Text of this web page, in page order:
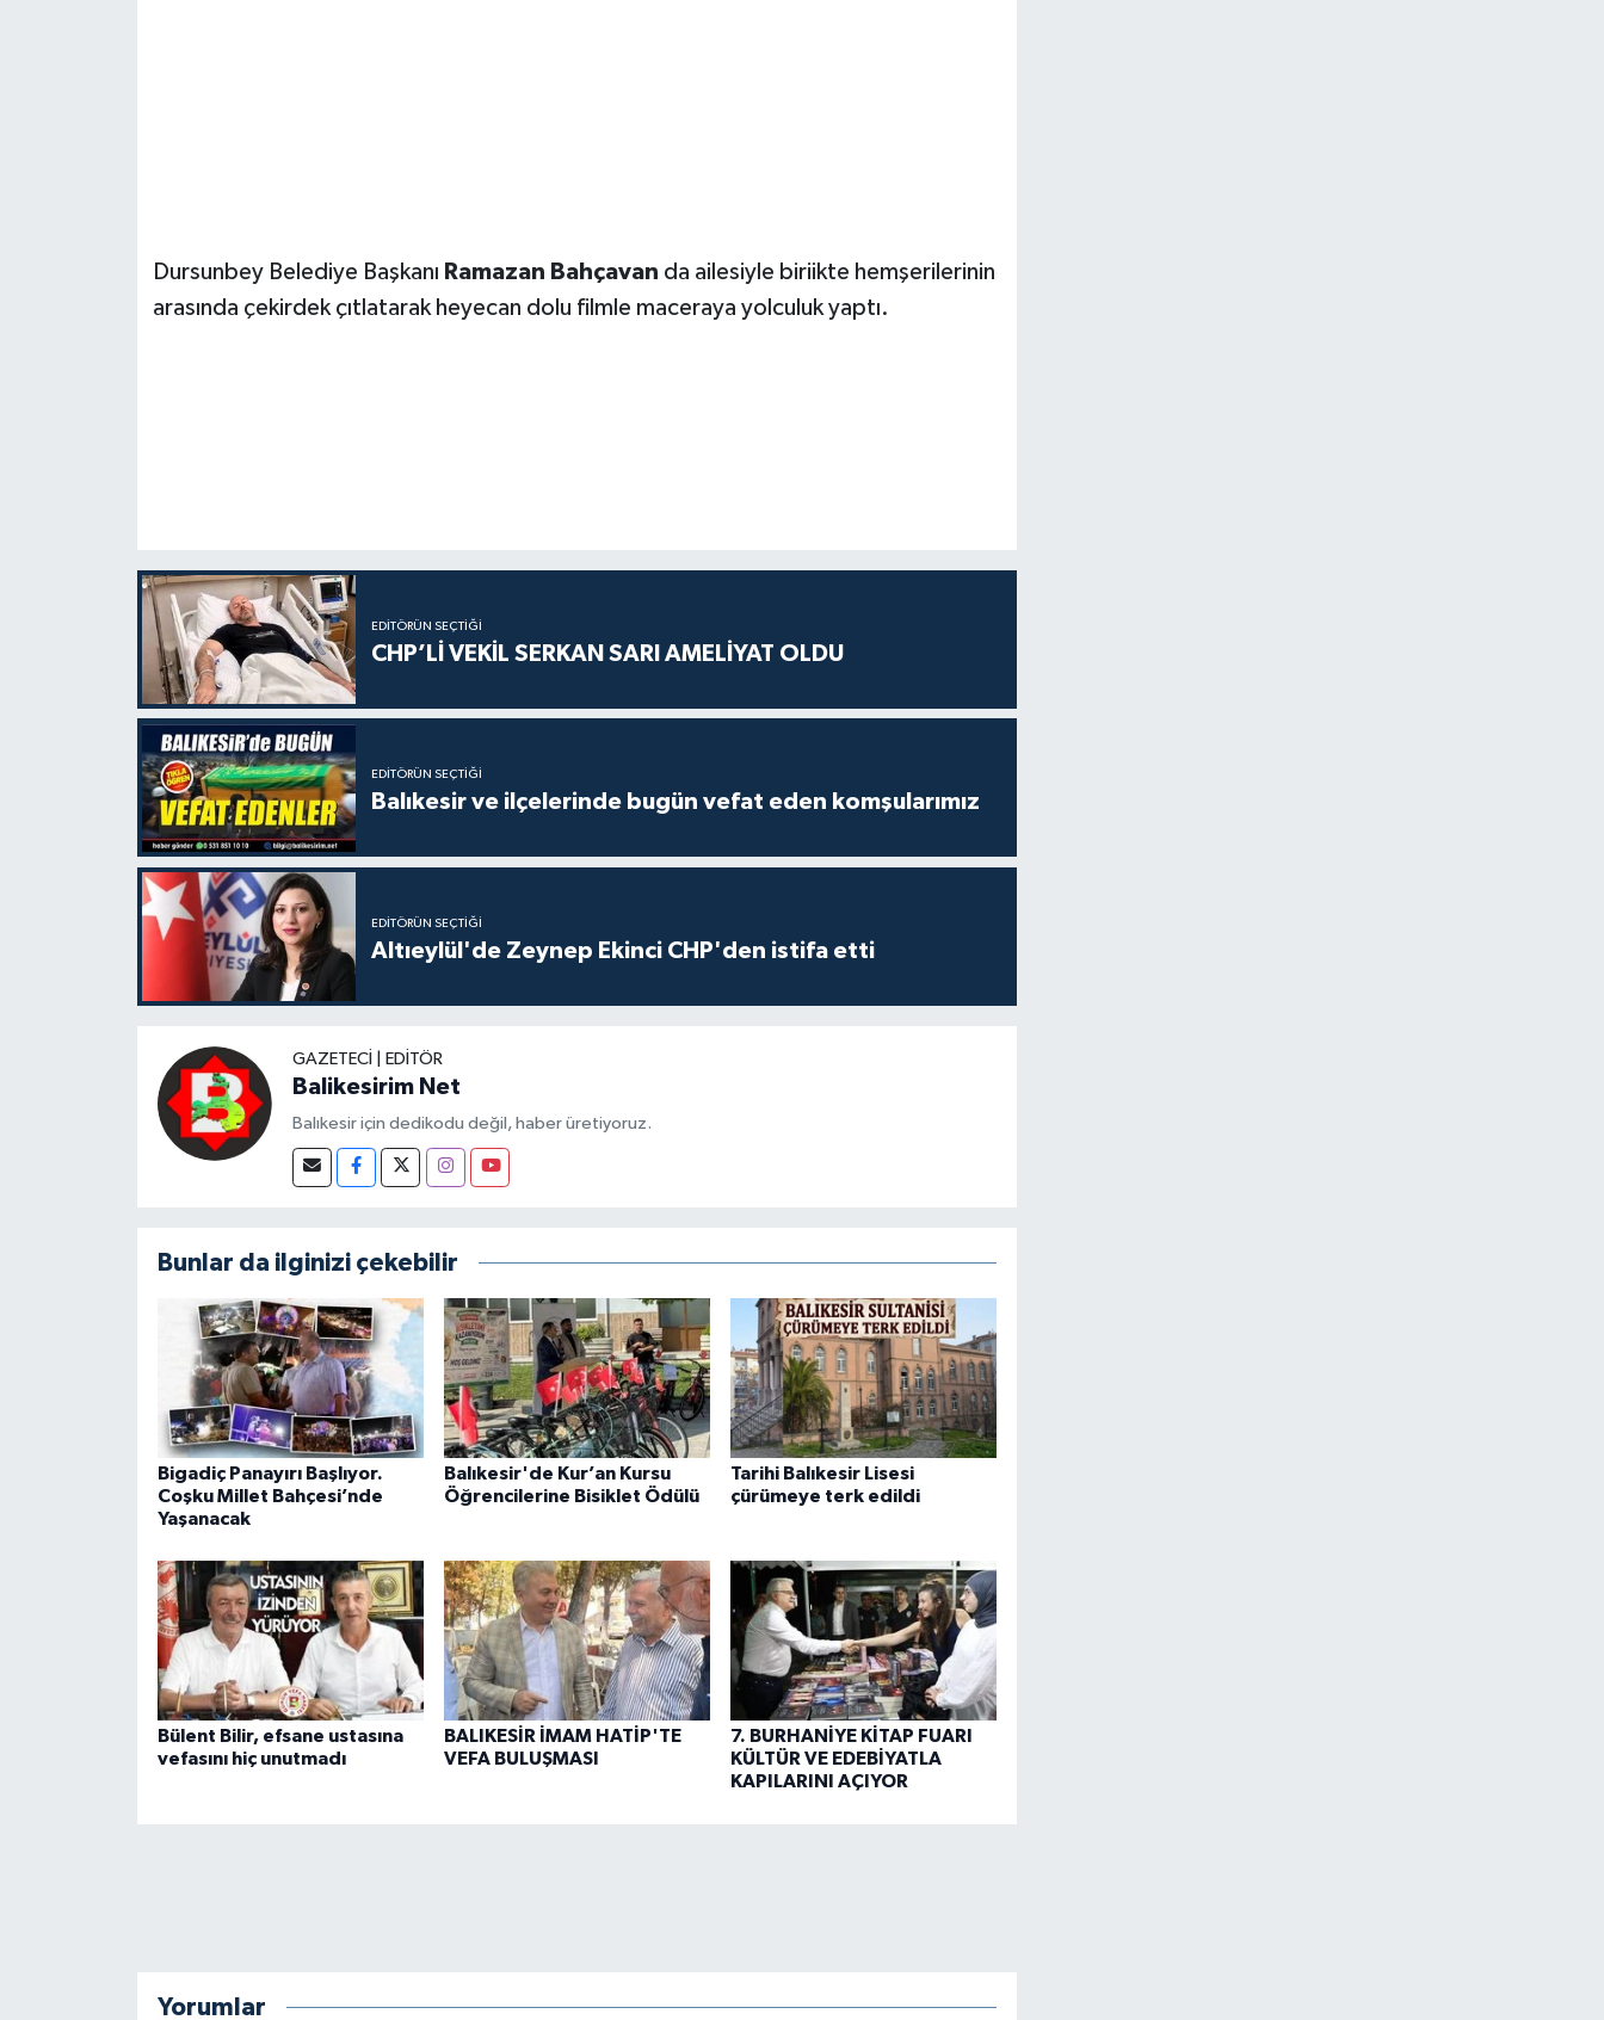
Dursunbey Belediye Başkanı Ramazan Bahçavan da ailesiyle biriikte hemşerilerinin
arasında çekirdek çıtlatarak heyecan dolu filmle maceraya yolculuk yaptı.
EDITÖRÜN SEÇTIĞI
CHP’Lİ VEKİL SERKAN SARI AMELİYAT OLDU
EDITÖRÜN SEÇTIĞI
Balıkesir ve ilçelerinde bugün vefat eden komşularımız
EDITÖRÜN SEÇTIĞI
Altıeylül'de Zeynep Ekinci CHP'den istifa etti
GAZETECI | EDITÖR
Balikesirim Net
Balıkesir için dedikodu değil, haber üretiyoruz.
Bunlar da ilginizi çekebilir
Bigadiç Panayırı Başlıyor.
Coşku Millet Bahçesi’nde
Yaşanacak
Balıkesir'de Kur’an Kursu
Öğrencilerine Bisiklet Ödülü
Tarihi Balıkesir Lisesi
çürümeye terk edildi
Bülent Bilir, efsane ustasına
vefasını hiç unutmadı
BALIKESİR İMAM HATİP'TE
VEFA BULUŞMASI
7. BURHANİYE KİTAP FUARI
KÜLTÜR VE EDEBİYATLA
KAPILARINI AÇIYOR
Yorumlar